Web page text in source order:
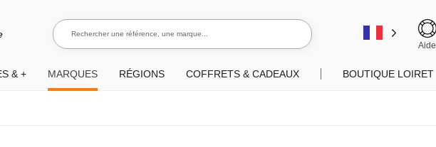
Aide
Rechercher une référence, une marque...
Rechercher
& + MARQUES RÉGIONS COFFRETS & CADEAUX BOUTIQUE LOIRET